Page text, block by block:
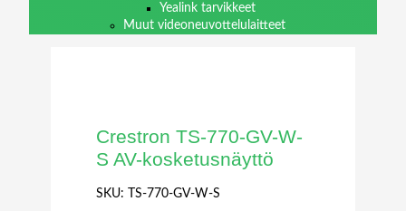
Yealink tarvikkeet
Muut videoneuvottelulaitteet
Crestron TS-770-GV-W-
S AV-kosketusnäyttö
SKU: TS-770-GV-W-S